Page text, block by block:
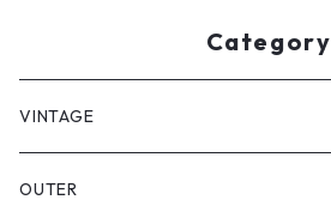
Category
VINTAGE
OUTER